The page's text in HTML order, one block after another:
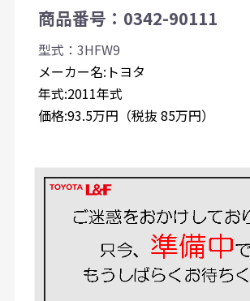
商品番号：0342-90111
型式：3HFW9
メーカー名:トヨタ
年式:2011年式
価格:93.5万円（税抜 85万円）